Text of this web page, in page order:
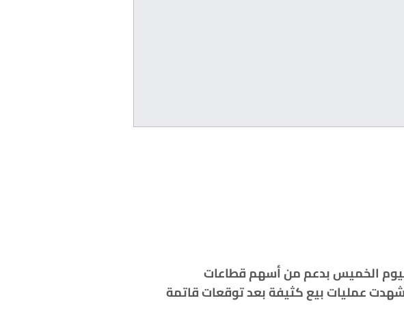
واحد اليوم الخميس ‏بدعم من أسهم قطاعات
شهدت عمليات بيع كثيفة بعد توقعات قاتمة